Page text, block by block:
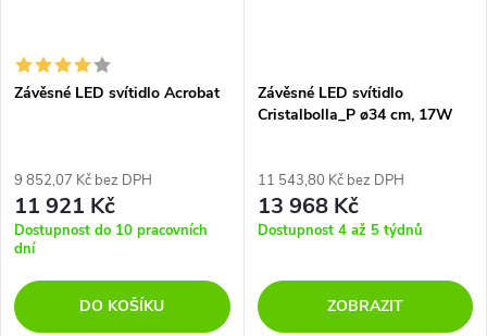
Závěsné LED svítidlo Acrobat
9 852,07 Kč bez DPH
11 921 Kč
Dostupnost do 10 pracovních
dní
DO KOŠÍKU
Závěsné LED svítidlo
Cristalbolla_P ø34 cm, 17W
11 543,80 Kč bez DPH
13 968 Kč
Dostupnost 4 až 5 týdnů
ZOBRAZIT